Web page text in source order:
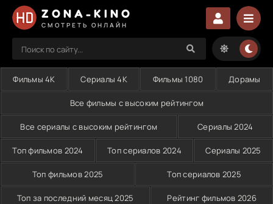
ZONA-KINO
СМОТРЕТЬ ОНЛАЙН
Фильмы 4K Сериалы 4K Фильмы 1080 Дорамы
Все фильмы с высоким рейтингом
Все сериалы с высоким рейтингом Сериалы 2024
Топ фильмов 2024 Топ сериалов 2024 Сериалы 2025
Топ фильмов 2025 Топ сериалов 2025
Топ за последний месяц 2025 Рейтинг фильмов 2026